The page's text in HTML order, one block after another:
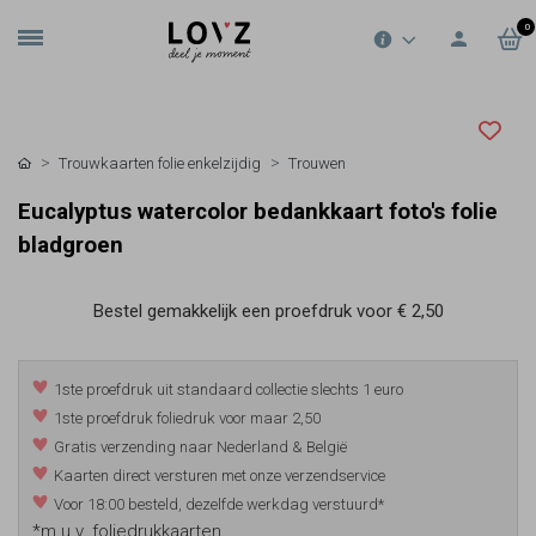
0
Trouwkaarten folie enkelzijdig Trouwen
Eucalyptus watercolor bedankkaart foto's folie
bladgroen
Bestel gemakkelijk een proefdruk voor € 2,50
1ste proefdruk uit standaard collectie slechts 1 euro
1ste proefdruk foliedruk voor maar 2,50
Gratis verzending naar Nederland & België
Kaarten direct versturen met onze verzendservice
Voor 18:00 besteld, dezelfde werkdag verstuurd*
*m.u.v. foliedrukkaarten